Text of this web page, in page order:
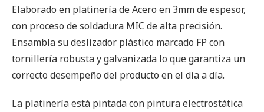
Elaborado en platinería de Acero en 3mm de espesor,
con proceso de soldadura MIC de alta precisión.
Ensambla su deslizador plástico marcado FP con
tornillería robusta y galvanizada lo que garantiza un
correcto desempeño del producto en el día a día.
La platinería está pintada con pintura electrostática